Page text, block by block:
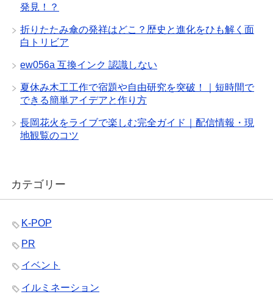
発見！？
折りたたみ傘の発祥はどこ？歴史と進化をひも解く面
白トリビア
ew056a 互換インク 認識しない
夏休み木工工作で宿題や自由研究を突破！｜短時間で
できる簡単アイデアと作り方
長岡花火をライブで楽しむ完全ガイド｜配信情報・現
地観覧のコツ
カテゴリー
K-POP
PR
イベント
イルミネーション